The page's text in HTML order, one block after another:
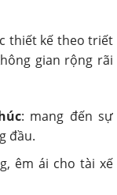
thiết kế theo triết
gian rộng rãi
: mang đến sự
đầu.
êm ái cho tài xế